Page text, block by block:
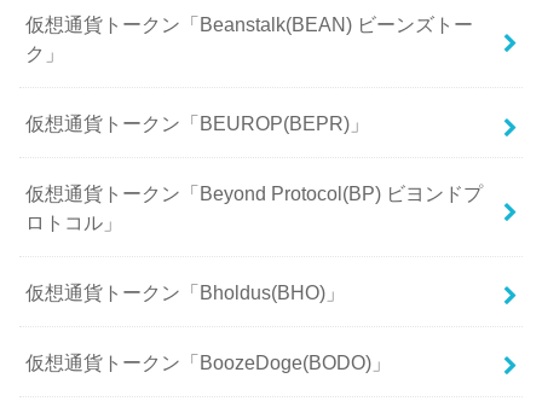
仮想通貨トークン「Beanstalk(BEAN) ビーンズトー
ク」
仮想通貨トークン「BEUROP(BEPR)」
仮想通貨トークン「Beyond Protocol(BP) ビヨンドプ
ロトコル」
仮想通貨トークン「Bholdus(BHO)」
仮想通貨トークン「BoozeDoge(BODO)」